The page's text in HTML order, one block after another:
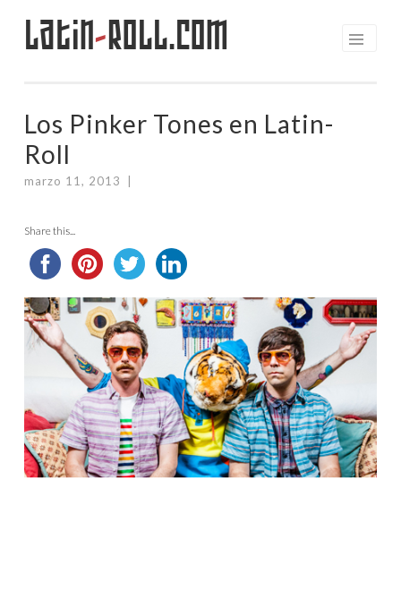
Saltar
Latin-Roll.com
Los Pinker Tones en Latin-
Roll
marzo 11, 2013
Share this...